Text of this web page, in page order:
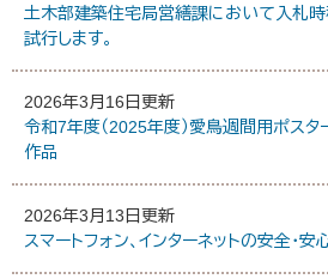
土木部建築住宅局営繕課において入札
試行します。
2026年3月16日更新
令和7年度（2025年度）愛鳥週間用ポス
作品
2026年3月13日更新
スマートフォン、インターネットの安全・